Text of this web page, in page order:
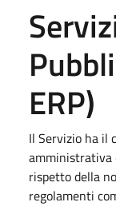
ERP)
Il Servizio ha il
amministrativa
rispetto della
regolamenti